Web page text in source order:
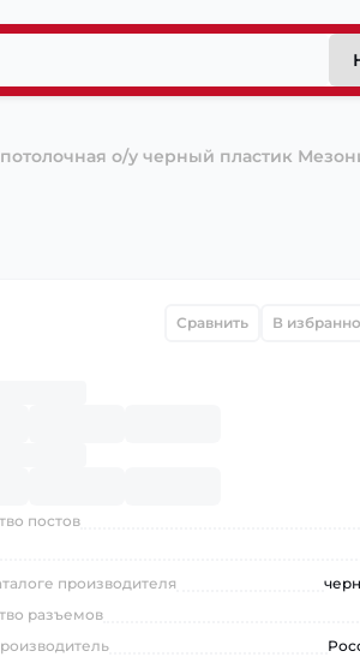
потолочная о/у черный пластик
Сравнить В
постов
производителя
разъемов